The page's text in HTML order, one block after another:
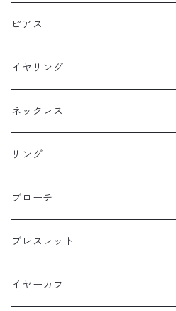
ピアス
フックピアス
スタッドピアス
ニュースタイル
イヤリング
ネックレス
ラージサイズ
ミドルサイズ
プチサイズ
横長タイプ
リング
ブローチ
ブレスレット
イヤーカフ